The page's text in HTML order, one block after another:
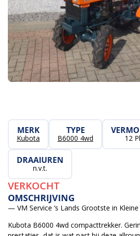
MERK
Kubota
TYPE
B6000 4wd 12
DRAAIUREN
n.v.t.
VERKOCHT
OMSCHRIJVING
— VM Service ’s Lands Grootste in
Kubota B6000 4wd compacttrekker.